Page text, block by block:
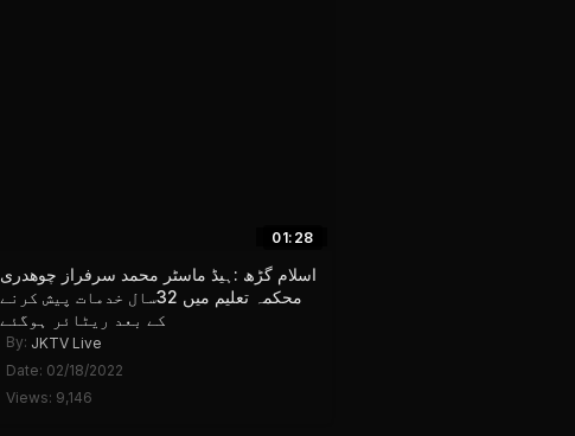
01:28
اسلام گڑھ :ہیڈ ماسٹر محمد سرفراز چوھدری
محکمہ تعلیم میں 32سال خدمات پیش کرنے
کے بعد ریٹائر ہوگئے
By: JKTV Live
Date: 02/18/2022
Views: 9,146